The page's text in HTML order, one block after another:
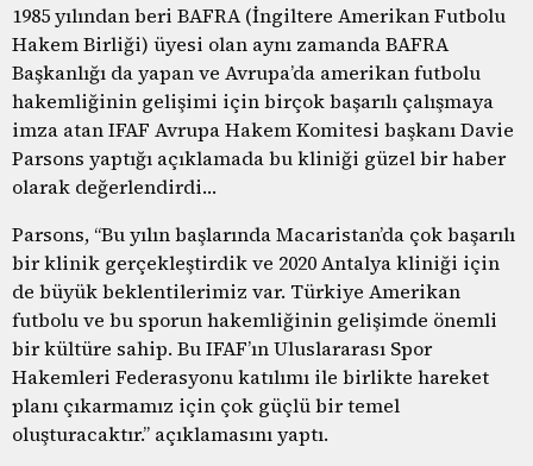
1985 yılından beri BAFRA (İngiltere Amerikan Futbolu
Hakem Birliği) üyesi olan aynı zamanda BAFRA
Başkanlığı da yapan ve Avrupa’da amerikan futbolu
hakemliğinin gelişimi için birçok başarılı çalışmaya
imza atan IFAF Avrupa Hakem Komitesi başkanı Davie
Parsons yaptığı açıklamada bu kliniği güzel bir haber
olarak değerlendirdi…
Parsons, “Bu yılın başlarında Macaristan’da çok başarılı
bir klinik gerçekleştirdik ve 2020 Antalya kliniği için
de büyük beklentilerimiz var. Türkiye Amerikan
futbolu ve bu sporun hakemliğinin gelişimde önemli
bir kültüre sahip. Bu IFAF’ın Uluslararası Spor
Hakemleri Federasyonu katılımı ile birlikte hareket
planı çıkarmamız için çok güçlü bir temel
oluşturacaktır.” açıklamasını yaptı.